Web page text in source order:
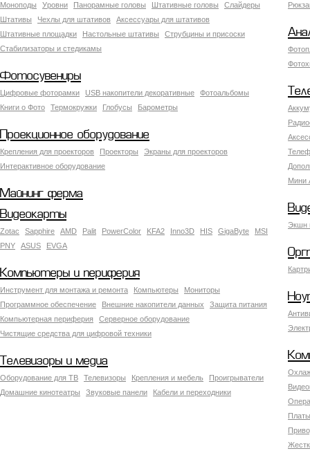
Моноподы Уровни Панорамные головы Штативные головы
Слайдеры
Штативы
Чехлы для штативов
Аксессуары для штативов
Штативные площадки
Настольные штативы
Струбцины и присоски
Стабилизаторы и стедикамы
Фотосувениры
Цифровые фоторамки USB накопители декоративные
Фотоальбомы
Книги о Фото
Термокружки Глобусы Барометры
Мини
Проекционное оборудование
Крепления для проекторов Проекторы
Экраны для проекторов
Интерактивное оборудование
Майнинг ферма
Экшн
Видеокарты
Zotac Sapphire AMD Palit PowerColor KFA2 Inno3D HIS GigaByte
MSI
PNY
ASUS EVGA
Компьютеры и периферия
Инструмент для монтажа и ремонта Компьютеры
Мониторы
Программное обеспечение
Внешние накопители данных
Защита питания
Компьютерная периферия
Серверное оборудование
Чистящие средства для цифровой техники
Телевизоры и медиа
Оборудование для ТВ Телевизоры Крепления и мебель
Проигрыватели
Домашние кинотеатры
Звуковые панели Кабели и переходники